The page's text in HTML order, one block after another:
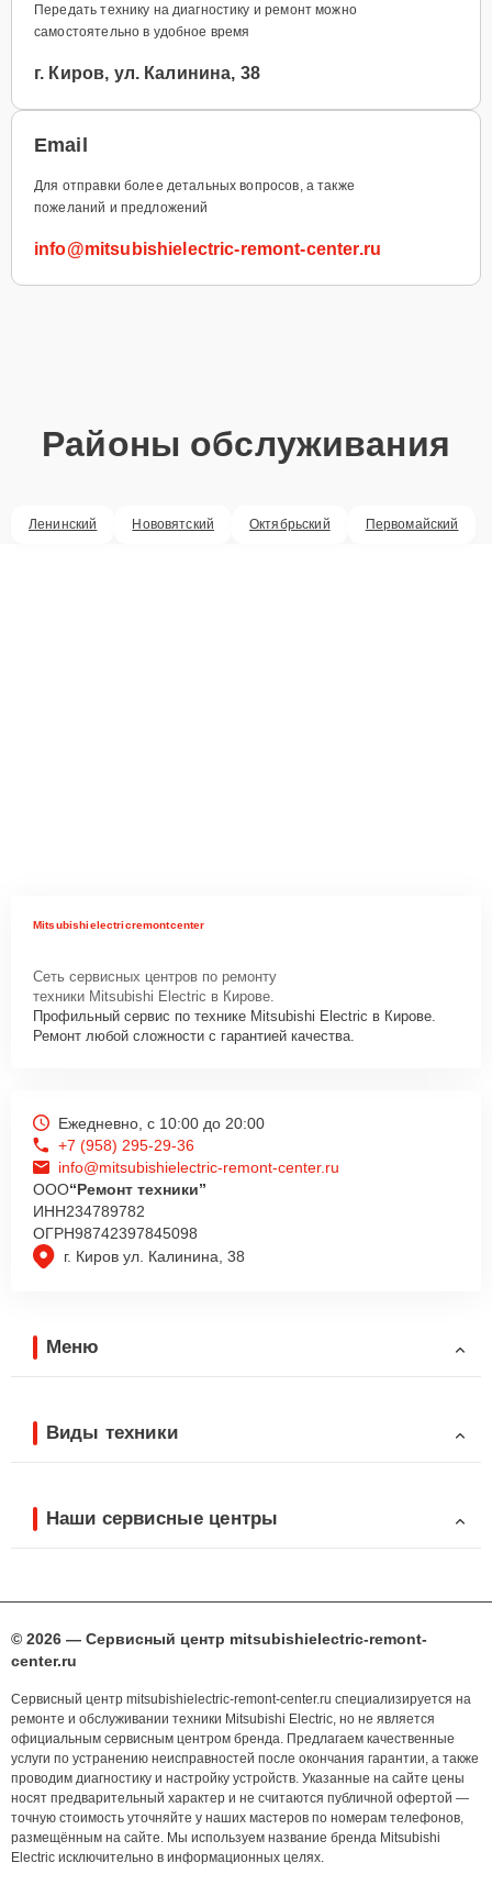
Передать технику на диагностику и ремонт можно
самостоятельно в удобное время
г. Киров, ул. Калинина, 38
Email
Для отправки более детальных вопросов, а также
пожеланий и предложений
info@mitsubishielectric-remont-center.ru
Районы обслуживания
Ленинский Нововятский Октябрьский Первомайский
Mitsubishielectricremontcenter
Сеть сервисных центров по ремонту
техники Mitsubishi Electric в Кирове.
Профильный сервис по технике Mitsubishi Electric в Кирове.
Ремонт любой сложности с гарантией качества.
г. Киров ул. Калинина, 38
Ежедневно, с 10:00 до 20:00
+7 (958) 295-29-36
info@mitsubishielectric-remont-center.ru
ООО“Ремонт техники”
ИНН234789782
ОГРН98742397845098
Меню
Виды техники
Наши сервисные центры
© 2026 — Сервисный центр mitsubishielectric-remont-
center.ru
Сервисный центр mitsubishielectric-remont-center.ru специализируется на
ремонте и обслуживании техники Mitsubishi Electric, но не является
официальным сервисным центром бренда. Предлагаем качественные
услуги по устранению неисправностей после окончания гарантии, а также
проводим диагностику и настройку устройств. Указанные на сайте цены
носят предварительный характер и не считаются публичной офертой —
точную стоимость уточняйте у наших мастеров по номерам телефонов,
размещённым на сайте. Мы используем название бренда Mitsubishi
Electric исключительно в информационных целях.